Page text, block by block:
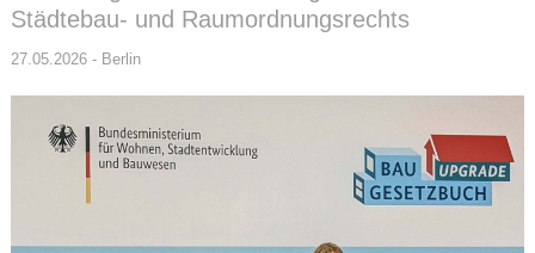
Städtebau- und Raumordnungsrechts
27.05.2026 - Berlin